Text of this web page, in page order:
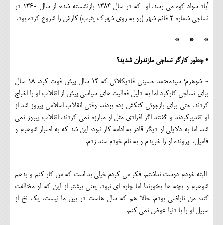
آباد سواد کوه می رسد. او که در سال 1384 بازنشسته شده، از سال 1360 در
نساجی شماره 2 قائم شهر (رو به روی شهرک یثرب) کارش را شروع کرده بود.
* * *
• چطور کارگر نساجی مازندران شدید؟
- شوهرم؛ سیدمحمد حسینی قادیکلائی که 14 سال پیش فوت کرد. 18 سال
برای نساجی کارکرد اما به دلیل فعالیت های سیاسی پیش از انقلاب او را اخراج
کردند. حتی برای بازجوئی کتکش زده بودند. وقتی انقلاب اسلامی پیروز شد از
او تقدیرکردند و گفتند اگر افرادی مثل او مبارزه نمی کردند، انقلاب پیروز نمی
شد. اما به دلایلی او دیگر قادر به ادامه کار نبود، این شد که به اصرار شوهرم و
فامیل، پرونده او را خریدم و به نام خودم سند زدم.
البته خودم دوست نداشتم. فکر می کردم خیلی بد است که من کار کنم و بدهم
شوهرم و بچه ها بخورند! اما چاره ای نبود. یعنی بیشتر از این که او مخالفت
کند، من ناراضی بودم. حالا هم که سال هاست در بین ما نیست، یک نخ از
سبیل او را با دنیا عوض نمی کنم.